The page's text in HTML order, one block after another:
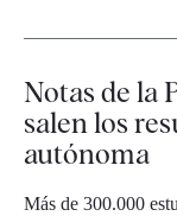
Notas de la
salen los
autónoma
Más de 300.000